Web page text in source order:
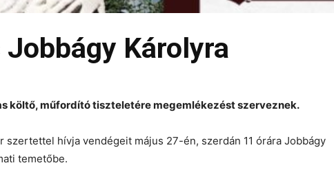
Jobbágy Károlyra
költő, műfordító tiszteletére megemlékezést szerveznek.
szertettel hívja vendégeit május 27-én, szerdán 11 órára Jobbágy
temetőbe.